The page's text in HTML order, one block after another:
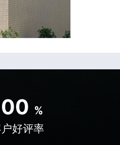
%
好评率